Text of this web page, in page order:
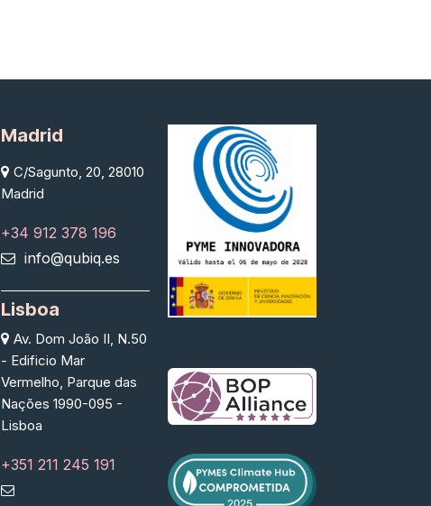
Madrid
C/Sagunto, 20, 28010
Madrid
+34 912 378 196
info@qubiq.es
Lisboa
Av. Dom João II, N.50
- Edificio Mar
Vermelho, Parque das
Nações 1990-095 -
Lisboa
+351 211 245 191